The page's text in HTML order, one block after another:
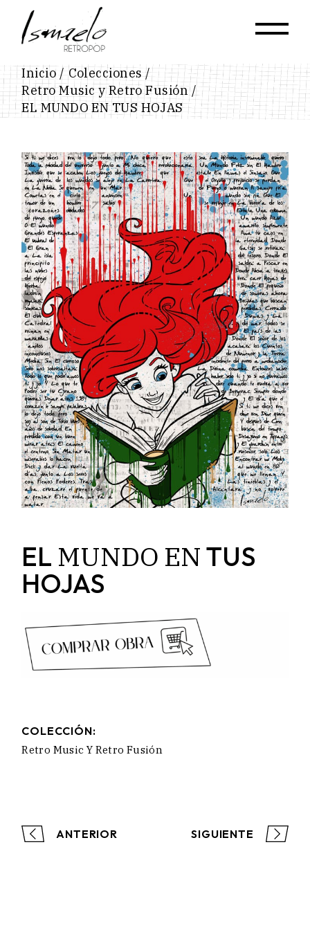
content
Inicio
Colecciones
Retro Music y Retro Fusión
EL MUNDO EN TUS HOJAS
EL MUNDO ENTUS
HOJAS
COLECCIÓN:
Retro Music Y Retro Fusión
ANTERIOR SIGUIENTE